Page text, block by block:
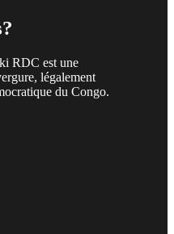
RDC est une
légalement
du Congo.